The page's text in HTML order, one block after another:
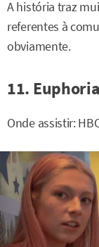
A história traz
referentes à
obviamente.
11. Euphoria
Onde assistir: